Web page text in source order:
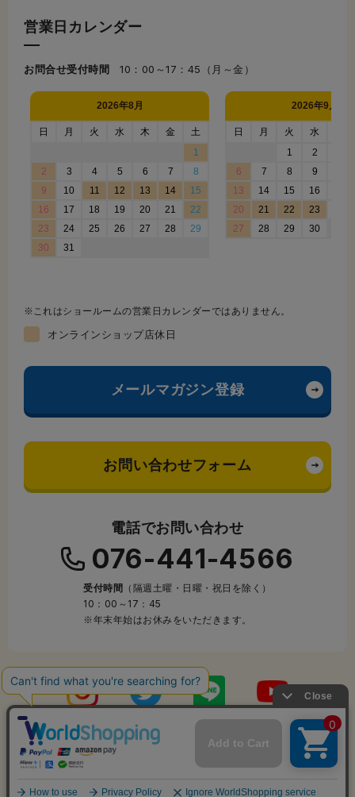
営業日カレンダー
お問合せ受付時間 10：00～17：45（月～金）
これはショールームの営業日カレンダーではありません。
オンラインショップ店休日
メールマガジン登録
お問い合わせフォーム
電話でお問い合わせ
076-441-4566
受付時間
（隔週土曜・日曜・祝日を除く）
10：00～17：45
※年末年始はお休みをいただきます。
Copyright © 2005-2026 laponte co.,ltd. All Rights Reserved.